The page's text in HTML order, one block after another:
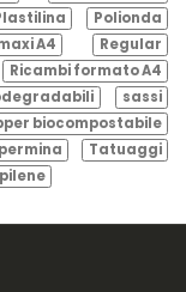
Polionda
A4
Regular
Ricambi formato A4
sassi
biocompostabile
Tatuaggi